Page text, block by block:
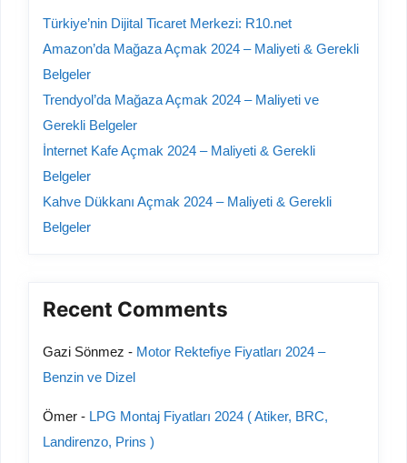
Türkiye’nin Dijital Ticaret Merkezi: R10.net
Amazon’da Mağaza Açmak 2024 – Maliyeti & Gerekli
Belgeler
Trendyol’da Mağaza Açmak 2024 – Maliyeti ve
Gerekli Belgeler
İnternet Kafe Açmak 2024 – Maliyeti & Gerekli
Belgeler
Kahve Dükkanı Açmak 2024 – Maliyeti & Gerekli
Belgeler
Recent Comments
Gazi Sönmez - Motor Rektefiye Fiyatları 2024 –
Benzin ve Dizel
Ömer - LPG Montaj Fiyatları 2024 ( Atiker, BRC,
Landirenzo, Prins )